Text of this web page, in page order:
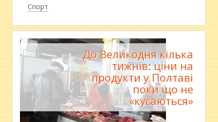
Спорт
До Великодня кілька
тижнів: ціни на
продукти у Полтаві
поки що не
«кусаються»